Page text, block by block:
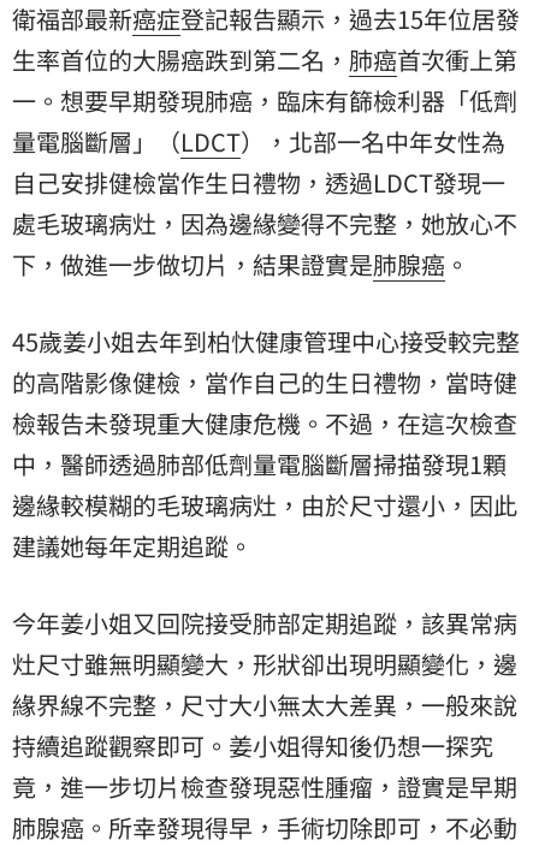
衛福部最新癌症登記報告顯示，過去15年位居發
生率首位的大腸癌跌到第二名， 肺癌首次衝上第
一。想要早期發現肺癌，臨床有篩檢利器「低劑
量電腦斷層」（LDCT），北部一名中年女性為
自己安排健檢當作生日禮物，透過LDCT發現一
處毛玻璃病灶，因為邊緣變得不完整，她放心不
下，做進一步做切片，結果證實是肺腺癌 。
45歲姜小姐去年到柏忕健康管理中心接受較完整
的高階影像健檢，當作自己的生日禮物，當時健
檢報告未發現重大健康危機。不過，在這次檢查
中，醫師透過肺部低劑量電腦斷層掃描發現1顆
邊緣較模糊的毛玻璃病灶，由於尺寸還小，因此
建議她每年定期追蹤。
今年姜小姐又回院接受肺部定期追蹤，該異常病
灶尺寸雖無明顯變大，形狀卻出現明顯變化，邊
緣界線不完整，尺寸大小無太大差異，一般來說
持續追蹤觀察即可。姜小姐得知後仍想一探究
竟，進一步切片檢查發現惡性腫瘤，證實是早期
肺腺癌。所幸發現得早，手術切除即可，不必動